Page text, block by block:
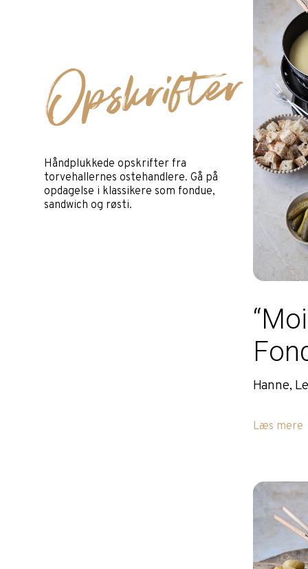
Opskrifter
Håndplukkede opskrifter fra
torvehallernes ostehandlere. Gå på
opdagelse i klassikere som fondue,
sandwich og røsti.
Hanne,
Læs mere